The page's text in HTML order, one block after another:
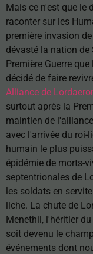
Mais ce n'est que le
raconter sur les
première invasion
dévasté la nation de
Première Guerre
décidé de faire
Alliance de
surtout après la
maintien de
avec l'arrivée du roi-
humain le plus
épidémie de morts-
septentrionales de
les soldats en
liche. La chute de
Menethil, l'héritier
soit devenu le
événements dont